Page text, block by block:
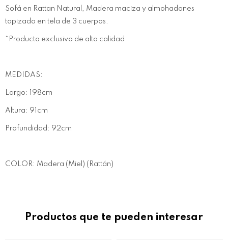
Sofá en Rattan Natural, Madera maciza y almohadones
tapizado en tela de 3 cuerpos.
*Producto exclusivo de alta calidad
MEDIDAS:
Largo: 198cm
Altura: 91cm
Profundidad: 92cm
COLOR: Madera (Miel) (Rattán)
Productos que te pueden interesar